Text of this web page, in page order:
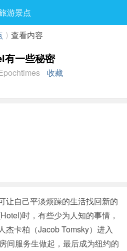
最新发表
游景点
⟩ 查看内容
有一些秘密
收藏
让自己平淡烦躁的生活找回新的
时，有些少为人知的事情，
杰卡柏（Jacob Tomsky）进入
间服务生做起，最后成为纽约的